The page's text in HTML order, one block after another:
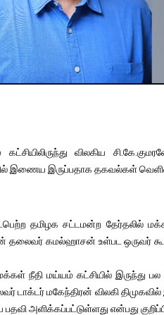
விலகிய
இணைய இருப்பதாக தகவல்கள்
தமிழக சட்டமன்ற தேர்தலில்
தலைவர் கமல்ஹாசன் உள்பட ஒருவர்
நீதி மய்யம் கட்சியில் இருந்து பல
டாக்டர் மகேந்திரன் விலகி
அளிக்கப்பட்டுள்ளது என்பது